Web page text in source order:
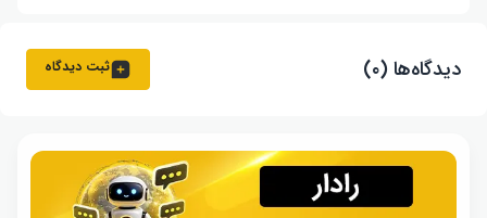
دیدگاه‌ها (۰) ثبت دیدگاه